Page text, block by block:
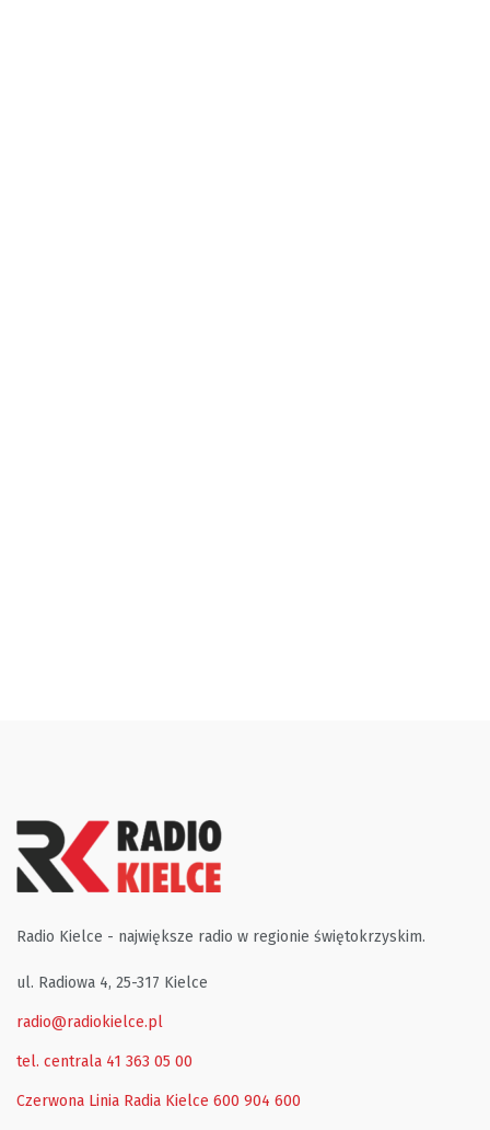
Radio Kielce - największe radio w regionie świętokrzyskim.
ul. Radiowa 4, 25-317 Kielce
radio@radiokielce.pl
tel. centrala 41 363 05 00
Czerwona Linia Radia Kielce 600 904 600